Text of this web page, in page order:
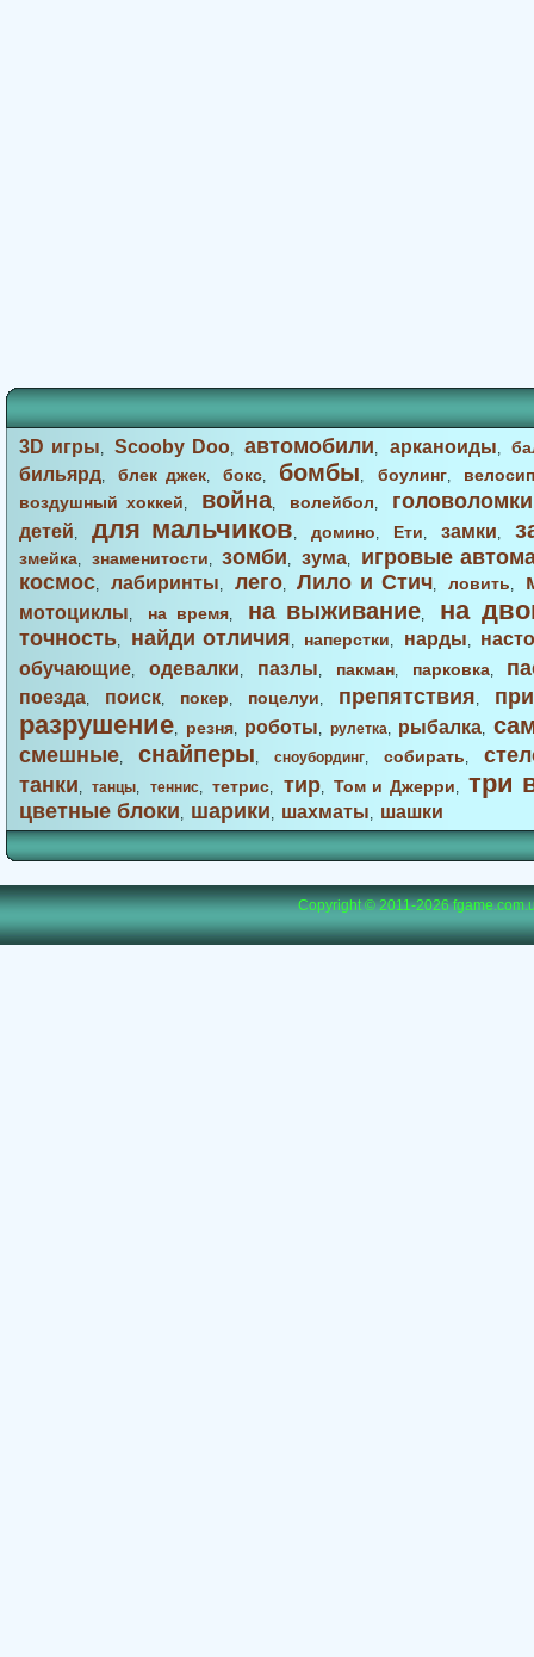
3D игры,Scooby Doo,автомобили, арканоиды,
бильярд,блек джек,бокс, бомбы, боулинг,
воздушный хоккей, война, волейбол, головоломки
детей, для мальчиков, домино, Ети, замки,
змейка, знаменитости,зомби, зума,
игровые
космос, лабиринты, лего,Лило и Стич,ловить,
мотоциклы, на время, на выживание, на
точность, найди отличия, наперстки, нарды,
обучающие, одевалки, пазлы, пакман, парковка,
поезда, поиск, покер, поцелуи, препятствия,
разрушение, резня, роботы, рулетка, рыбалка,
смешные, снайперы, сноубординг, собирать,
танки,танцы, теннис,тетрис, тир,Том и Джерри, три
цветные блоки, шарики, шахматы, шашки
Copyright © 2011-2026